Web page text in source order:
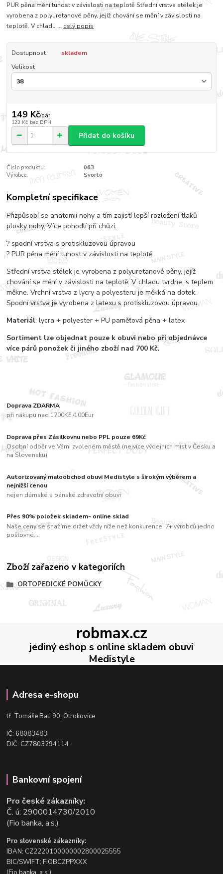
PUR pěna mění tuhost v závislosti na teplotě Střední vrstva stélek je
vyrobena z polyuretanové pěny, jejíž chování se mění v závislosti na
teplotě. V chladu ... celý popis
Dostupnost
skladem
Velikost
149 Kč/pár
123 Kč bez DPH
Přidat do košíku
Číslo produktu:
063
Výrobce:
Svorto
Doprava ZDARMA
při nákupu nad 1700Kč /100Eur
Doprava přes Zásilkovnu nebo PPL pouze 69Kč
Osobní odběr ve Vámi zvoleném městě (nejvíce výdejních míst v Česku a
na Slovensku)
Autorizovaný maloobchod obuvi Medistyle s širokým výběrem a
nejnižší cenou
nejen dámské a pánské zdravotní obuvi
Přes 90% položek skladem- online sklad
Naše ceny se snažíme držet vždy níže než konkurence. 7+ výrobců jedno
poštovné....
Kompletní specifikace
Přizpůsobí se anatomii nohy a tím zajistí lepší rozložení tlaků
plosky nohy. Více pohodlí při chůzi.
? spodní vrstva s protiskluzovou úpravou
? PUR pěna mění tuhost v závislosti na teplotě
Střední vrstva stélek je vyrobena z polyuretanové pěny, jejíž
chování se mění v závislosti na teplotě. V chladu tvrdne, s teplem
měkne. Vrchní vrstva z lycry a polyesteru je měkká na dotek.
Spodní vrstva je vyrobena z latexu s protiskluzovou úpravou.
Materiál: lycra + polyester + PU paměťová pěna + latex
Sortiment lze objednat pouze k obuvi nebo při objednávce
více párů ponožek či jiného zboží nad 700 Kč.
Zboží zařazeno v kategoriích
ORTOPEDICKÉ POMŮCKY
robmax.cz
jediný eshop s online skladem obuvi
Medistyle
Adresa e-shopu
tř. Tomáše Bati 90, Otrokovice
IČ: 68083483
DIČ: CZ7803294114
Bankovní spojení
Pro české zákazníky:
Č. ú: 2900014730/2010
(Fio banka, a.s.)
Pro slovenské zákazníky:
IBAN: CZ2220100000002800025555
BIC/SWIFT: FIOBCZPPXXX